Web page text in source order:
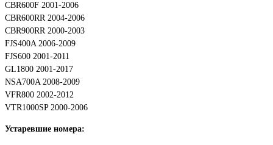
CBR600F 2001-2006
CBR600RR 2004-2006
CBR900RR 2000-2003
FJS400A 2006-2009
FJS600 2001-2011
GL1800 2001-2017
NSA700A 2008-2009
VFR800 2002-2012
VTR1000SP 2000-2006
Устаревшие номера: